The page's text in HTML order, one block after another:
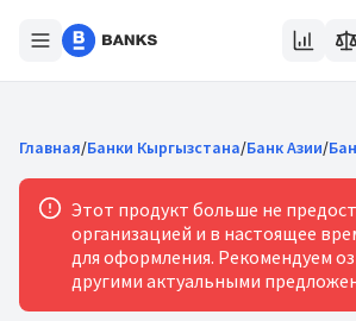
Главная/Банки Кыргызстана/Банк Азии/
Этот продукт больше не
организацией и в настоящее
для оформления. Рекомендуем
другими актуальными